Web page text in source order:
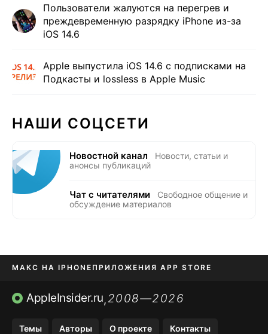
Пользователи жалуются на перегрев и
преждевременную разрядку iPhone из-за
iOS 14.6
Apple выпустила iOS 14.6 с подписками на
Подкасты и lossless в Apple Music
НАШИ СОЦСЕТИ
Новостной канал
Новости, статьи и
анонсы публикаций
Чат с читателями
Свободное общение и
обсуждение материалов
МАКС НА IPHONE ПРИЛОЖЕНИЯ APP STORE
TIKTOK НА IPHONEПРИЛОЖЕНИЯ БЕЗ APP STORE
AppleInsider.ru,2008—2026
Темы Авторы О проекте Контакты